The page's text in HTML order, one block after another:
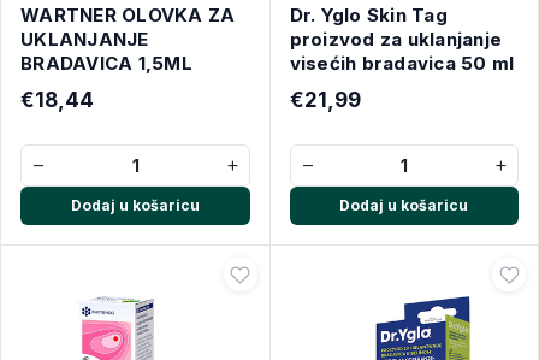
WARTNER OLOVKA ZA
UKLANJANJE
BRADAVICA 1,5ML
€18,44
− +
Dodaj u košaricu
Dr. Yglo Skin Tag
proizvod za uklanjanje
visećih bradavica 50 ml
€21,99
− +
Dodaj u košaricu